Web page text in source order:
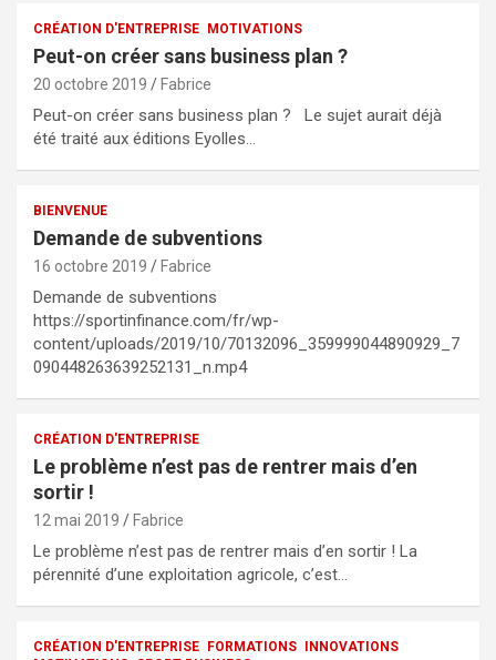
CRÉATION D'ENTREPRISE MOTIVATIONS
Peut-on créer sans business plan ?
20 octobre 2019 Fabrice
Peut-on créer sans business plan ? Le sujet aurait déjà
été traité aux éditions Eyolles…
BIENVENUE
Demande de subventions
16 octobre 2019 Fabrice
Demande de subventions
https://sportinfinance.com/fr/wp-
content/uploads/2019/10/70132096_359999044890929_7
090448263639252131_n.mp4
CRÉATION D'ENTREPRISE
Le problème n’est pas de rentrer mais d’en
sortir !
12 mai 2019 Fabrice
Le problème n’est pas de rentrer mais d’en sortir ! La
pérennité d’une exploitation agricole, c’est…
CRÉATION D'ENTREPRISE FORMATIONS INNOVATIONS